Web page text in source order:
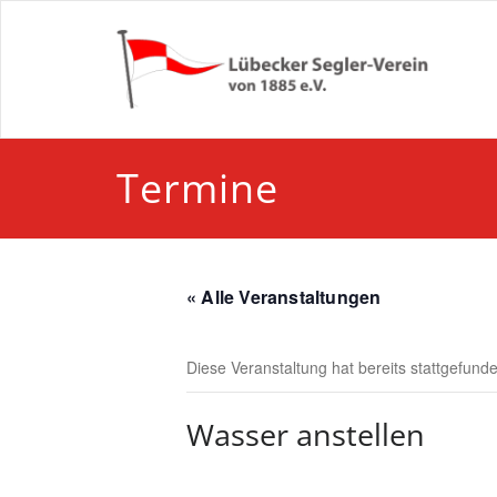
Termine
« Alle Veranstaltungen
Diese Veranstaltung hat bereits
Wasser anstellen